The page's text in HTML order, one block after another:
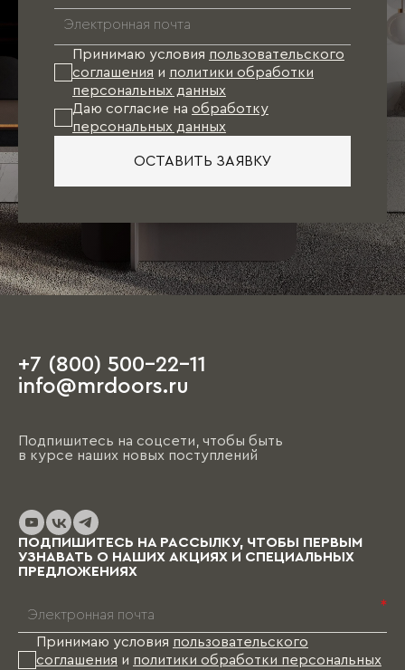
Принимаю условия пользовательского
соглашения и политики обработки
персональных данных
Даю согласие на обработку
персональных данных
ОСТАВИТЬ ЗАЯВКУ
+7 (800) 500-22-11
info@mrdoors.ru
Подпишитесь на соцсети, чтобы быть
в курсе наших новых поступлений
ПОДПИШИТЕСЬ НА РАССЫЛКУ, ЧТОБЫ ПЕРВЫМ
УЗНАВАТЬ О НАШИХ АКЦИЯХ И СПЕЦИАЛЬНЫХ
ПРЕДЛОЖЕНИЯХ
*
Принимаю условия пользовательского
соглашения и политики обработки персональных